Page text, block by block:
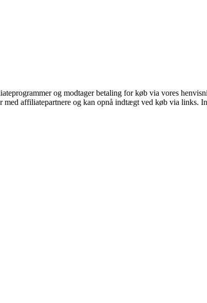
og modtager betaling for køb via vores
affiliatepartnere og kan opnå indtægt ved køb via links.